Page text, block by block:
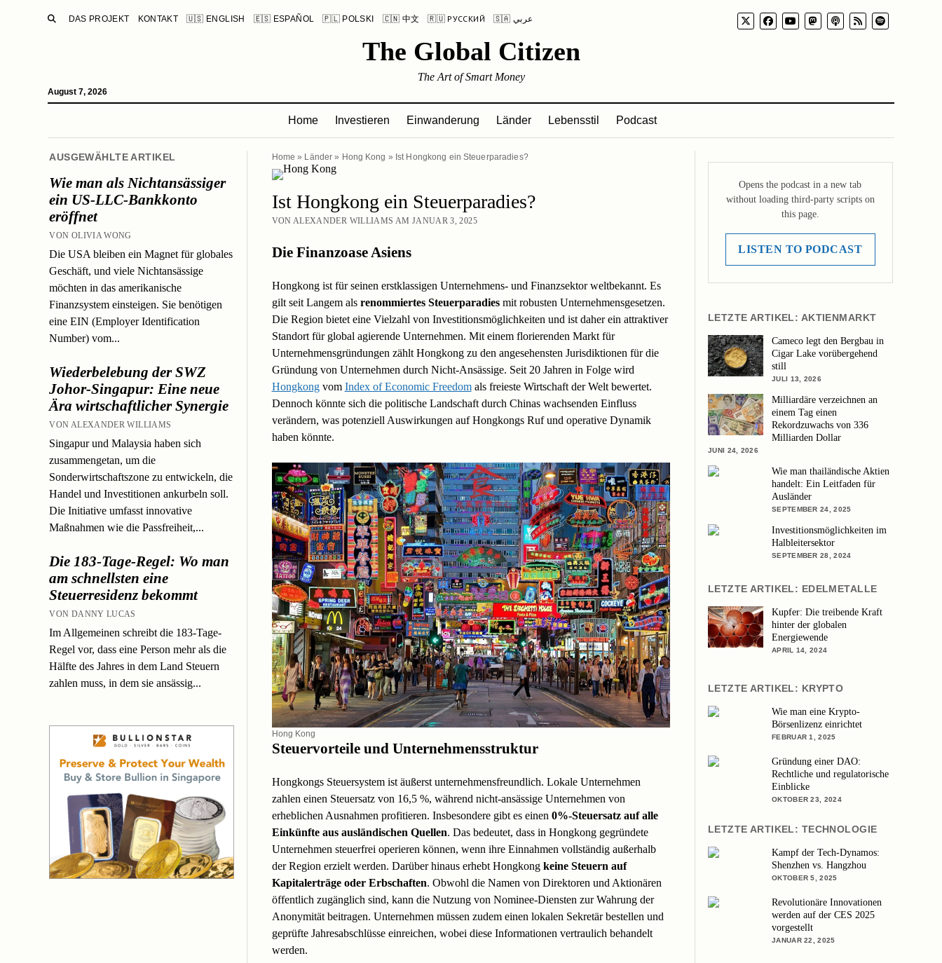
SUCHE
DAS PROJEKT KONTAKT 🇺🇸 ENGLISH 🇪🇸 ESPAÑOL 🇵🇱 POLSKI 🇨🇳 中文 🇷🇺 РУССКИЙ 🇸🇦 عربي
The Global Citizen
August 7, 2026
The Art of Smart Money
Home Investieren Einwanderung Länder Lebensstil Podcast
AUSGEWÄHLTE ARTIKEL
Wie man als Nichtansässiger
ein US-LLC-Bankkonto
eröffnet
VON OLIVIA WONG
Die USA bleiben ein Magnet für globales
Geschäft, und viele Nichtansässige
möchten in das amerikanische
Finanzsystem einsteigen. Sie benötigen
eine EIN (Employer Identification
Number) vom...
Wiederbelebung der SWZ
Johor-Singapur: Eine neue
Ära wirtschaftlicher Synergie
VON ALEXANDER WILLIAMS
Singapur und Malaysia haben sich
zusammengetan, um die
Sonderwirtschaftszone zu entwickeln, die
Handel und Investitionen ankurbeln soll.
Die Initiative umfasst innovative
Maßnahmen wie die Passfreiheit,...
Die 183-Tage-Regel: Wo man
am schnellsten eine
Steuerresidenz bekommt
VON DANNY LUCAS
Im Allgemeinen schreibt die 183-Tage-
Regel vor, dass eine Person mehr als die
Hälfte des Jahres in dem Land Steuern
zahlen muss, in dem sie ansässig...
Home » Länder » Hong Kong » Ist Hongkong ein Steuerparadies?
Ist Hongkong ein Steuerparadies?
VON ALEXANDER WILLIAMS AM JANUAR 3, 2025
Die Finanzoase Asiens
Hongkong ist für seinen erstklassigen Unternehmens- und Finanzsektor weltbekannt. Es
gilt seit Langem als renommiertes Steuerparadiesmit robusten Unternehmensgesetzen.
Die Region bietet eine Vielzahl von Investitionsmöglichkeiten und ist daher ein attraktiver
Standort für global agierende Unternehmen. Mit einem florierenden Markt für
Unternehmensgründungen zählt Hongkong zu den angesehensten Jurisdiktionen für die
Gründung von Unternehmen durch Nicht-Ansässige. Seit 20 Jahren in Folge wird
Hongkongvom Index of Economic Freedomals freieste Wirtschaft der Welt bewertet.
Dennoch könnte sich die politische Landschaft durch Chinas wachsenden Einfluss
verändern, was potenziell Auswirkungen auf Hongkongs Ruf und operative Dynamik
haben könnte.
Hong Kong
Steuervorteile und Unternehmensstruktur
Hongkongs Steuersystem ist äußerst unternehmensfreundlich. Lokale Unternehmen
zahlen einen Steuersatz von 16,5 %, während nicht-ansässige Unternehmen von
erheblichen Ausnahmen profitieren. Insbesondere gibt es einen 0%-Steuersatz auf alle
Einkünfte aus ausländischen Quellen. Das bedeutet, dass in Hongkong gegründete
Unternehmen steuerfrei operieren können, wenn ihre Einnahmen vollständig außerhalb
der Region erzielt werden. Darüber hinaus erhebt Hongkong keine Steuern auf
Kapitalerträge oder Erbschaften. Obwohl die Namen von Direktoren und Aktionären
öffentlich zugänglich sind, kann die Nutzung von Nominee-Diensten zur Wahrung der
Anonymität beitragen. Unternehmen müssen zudem einen lokalen Sekretär bestellen und
geprüfte Jahresabschlüsse einreichen, wobei diese Informationen vertraulich behandelt
werden.
Opens the podcast in a new tab
without loading third-party scripts on
this page.
LISTEN TO PODCAST
LETZTE ARTIKEL: AKTIENMARKT
Cameco legt den Bergbau in
Cigar Lake vorübergehend
still
JULI 13, 2026
Milliardäre verzeichnen an
einem Tag einen
Rekordzuwachs von 336
Milliarden Dollar
JUNI 24, 2026
Wie man thailändische Aktien
handelt: Ein Leitfaden für
Ausländer
SEPTEMBER 24, 2025
Investitionsmöglichkeiten im
Halbleitersektor
SEPTEMBER 28, 2024
LETZTE ARTIKEL: EDELMETALLE
Kupfer: Die treibende Kraft
hinter der globalen
Energiewende
APRIL 14, 2024
LETZTE ARTIKEL: KRYPTO
Wie man eine Krypto-
Börsenlizenz einrichtet
FEBRUAR 1, 2025
Gründung einer DAO:
Rechtliche und regulatorische
Einblicke
OKTOBER 23, 2024
LETZTE ARTIKEL: TECHNOLOGIE
Kampf der Tech-Dynamos:
Shenzhen vs. Hangzhou
OKTOBER 5, 2025
Revolutionäre Innovationen
werden auf der CES 2025
vorgestellt
JANUAR 22, 2025